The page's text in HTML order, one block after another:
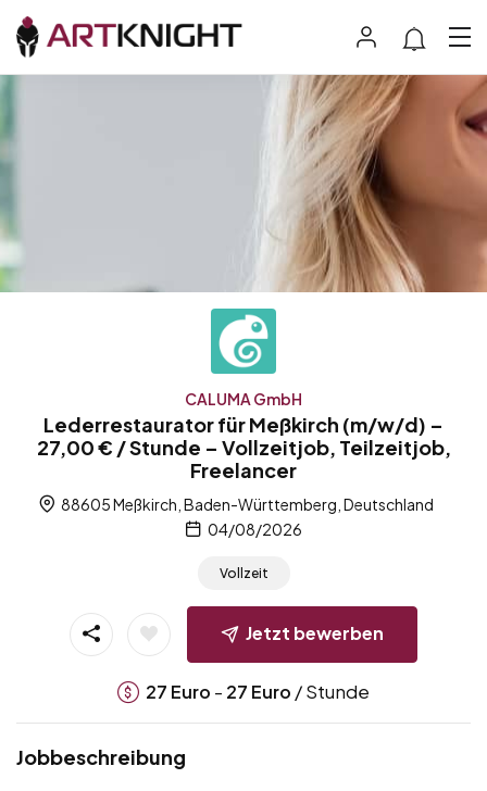
CALUMA GmbH
Lederrestaurator für Meßkirch (m/w/d) –
27,00 € / Stunde – Vollzeitjob, Teilzeitjob,
Freelancer
88605 Meßkirch, Baden-Württemberg, Deutschland
04/08/2026
Vollzeit
Jetzt bewerben
27 Euro - 27 Euro / Stunde
Jobbeschreibung